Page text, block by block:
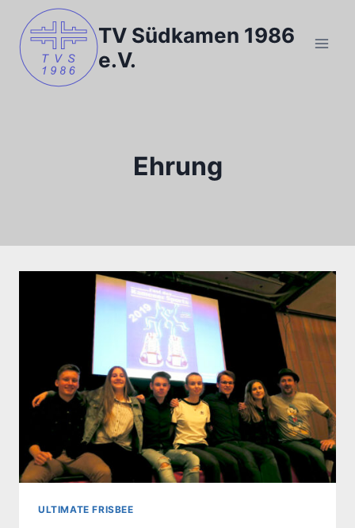
Inhalt
springen
TV Südkamen 1986
e.V.
Ehrung
ULTIMATE FRISBEE